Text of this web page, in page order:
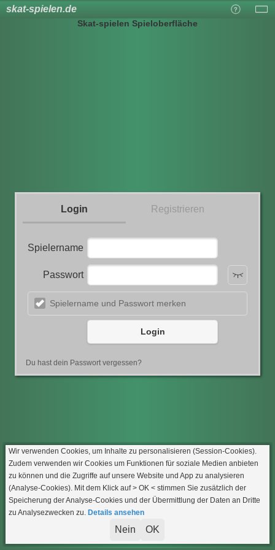
skat-spielen.de
Skat-spielen Spieloberfläche
Login Registrieren
Spielername
Passwort
Spielername und Passwort merken
Login
Du hast dein Passwort vergessen?
Wir verwenden Cookies, um Inhalte zu personalisieren (Session-Cookies).
Zudem verwenden wir Cookies um Funktionen für soziale Medien anbieten
zu können und die Zugriffe auf unsere Website und App zu analysieren
(Analyse-Cookies). Mit dem Klick auf> OK < stimmen Sie zusätzlich der
Speicherung der Analyse-Cookies und der Übermittlung der Daten an Dritte
zu Analysezwecken zu. Details ansehen
Nein OK